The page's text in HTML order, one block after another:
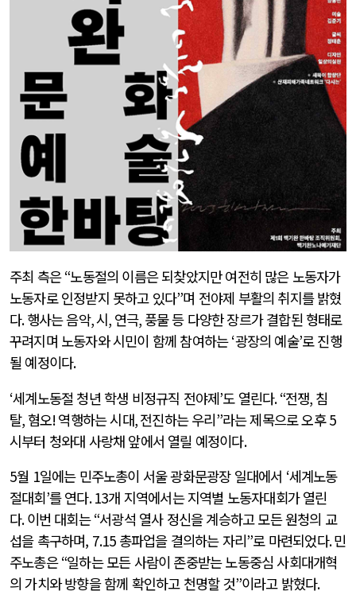
주최 측은“노동절의 이름은 되찾았지만 여전히 많은 노동자가
노동자로 인정받지 못하고 있다”며 전야제 부활의 취지를 밝혔
다.행사는 음악,시, 연극, 풍물 등 다양한 장르가 결합된 형태로
꾸려지며 노동자와 시민이 함께 참여하는‘광장의 예술’로 진행
될 예정이다.
‘세계노동절 청년 학생 비정규직 전야제’도 열린다. “전쟁, 침
탈,혐오!역행하는 시대,전진하는 우리”라는 제목으로 오후5
시부터 청와대 사랑채 앞에서 열릴 예정이다.
5월 1일에는 민주노총이 서울 광화문광장 일대에서 ‘세계노동
절대회’를 연다. 13개 지역에서는 지역별 노동자대회가 열린
다.이번 대회는“서광석 열사 정신을 계승하고 모든 원청의 교
섭을 촉구하며, 7.15 총파업을 결의하는 자리”로 마련되었다.민
주노총은“일하는 모든 사람이 존중받는 노동중심 사회대개혁
의 가치와 방향을 함께 확인하고 천명할 것”이라고 밝혔다.